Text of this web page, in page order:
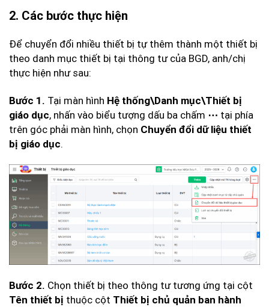
2. Các bước thực hiện
Để chuyển đổi nhiều thiết bị tự thêm thành một thiết bị
theo danh mục thiết bị tại thông tư của BGD, anh/chị
thực hiện như sau:
Bước 1. Tại màn hình Hệ thống\Danh mục\Thiết bị
giáo dục, nhấn vào biểu tượng dấu ba chấm ⋯ tại phía
trên góc phải màn hình, chọn Chuyển đổi dữ liệu thiết
bị giáo dục.
Bước 2. Chọn thiết bị theo thông tư tương ứng tại cột
Tên thiết bị thuộc cột Thiết bị chủ quản ban hành